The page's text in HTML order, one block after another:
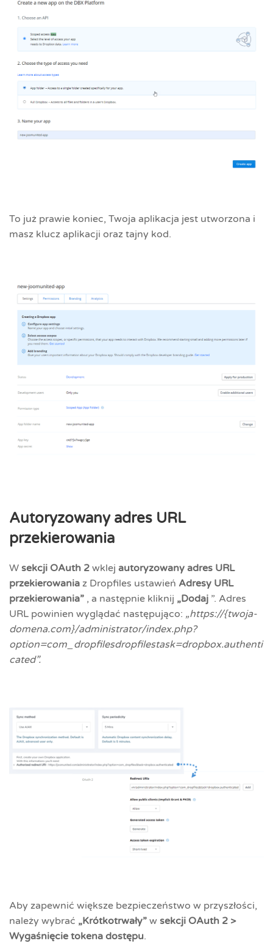
To już prawie koniec, Twoja aplikacja jest utworzona i
masz klucz aplikacji oraz tajny kod.
Autoryzowany adres URL
przekierowania
W sekcji OAuth 2 wklej autoryzowany adres URL
przekierowania z Dropfiles ustawień Adresy URL
przekierowania” , a następnie kliknij „Dodaj ”. Adres
URL powinien wyglądać następująco: „https://{twoja-
domena.com}/administrator/index.php?
option=com_dropfilesdropfilestask=dropbox.authenti
cated”.
Aby zapewnić większe bezpieczeństwo w przyszłości,
należy wybrać „Krótkotrwały” w sekcji OAuth 2 >
Wygaśnięcie tokena dostępu.